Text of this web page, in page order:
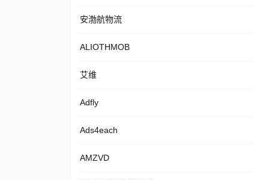
安渤航物流
ALIOTHMOB
艾维
Adfly
Ads4each
AMZVD